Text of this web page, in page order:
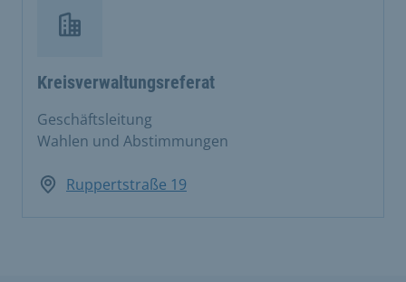
Kreisverwaltungsreferat
Geschäftsleitung
Wahlen und Abstimmungen
Ruppertstraße 19